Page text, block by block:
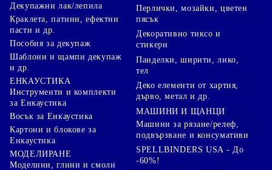
Декупажни лак/лепила
Краклета, патини, ефектни
пасти и др.
Пособия за декупаж
Шаблони и щампи декупаж
и др.
ЕНКАУСТИКА
Инструменти и комплекти
за Енкаустика
Восък за Енкаустика
Картони и блокове за
Енкаустика
МОДЕЛИРАНЕ
Моделини, глини и смоли
Перлички, мозайки, цветен
пясък
Декоративно тиксо и
стикери
Панделки, ширити, лико,
тел
Деко елементи от хартия,
дърво, метал и др.
МАШИНИ И ЩАНЦИ
Машини за рязане/релеф,
подвързване и консумативи
SPELLBINDERS USA - До
-60%!